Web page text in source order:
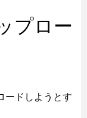
プロー
ードしようとす